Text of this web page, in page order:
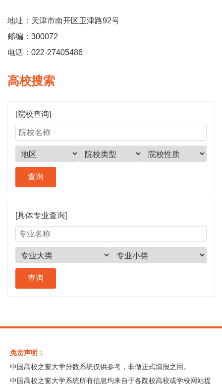
地址：天津市南开区卫津路92号
邮编：300072
电话：022-27405486
高校搜索
[院校查询]
[具体专业查询]
免责声明：
中国高校之窗大学分数系统仅供参考，非做正式填报之用。
中国高校之窗大学系统所有信息均来自于各院校高校或学校网站提